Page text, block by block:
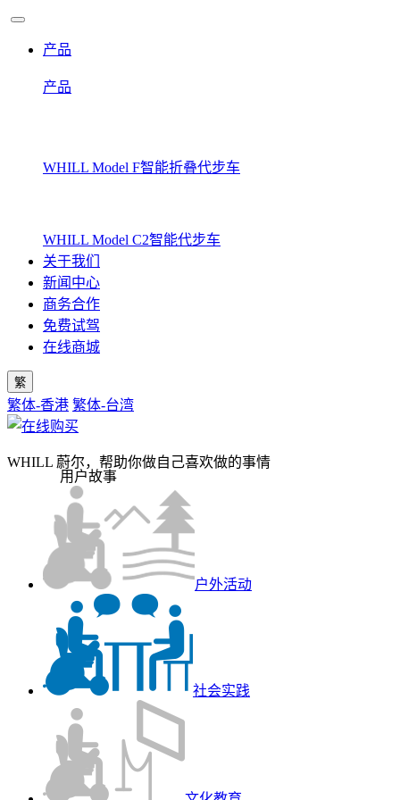
产品
产品
WHILL Model F智能折叠代步车
WHILL Model C2智能代步车
关于我们
新闻中心
商务合作
免费试驾
在线商城
繁
繁体-香港 繁体-台湾
用户故事
WHILL 蔚尔，帮助你做自己喜欢做的事情
户外活动
社会实践